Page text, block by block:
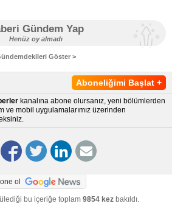
Gündem Yap
Henüz oy almadı
Göster >
Aboneliğimi Başlat +
kanalına abone olursanız, yeni bölümlerden
ve mobil uygulamalarımız üzerinden
ol
bu içeriğe toplam 9854 kez bakıldı.